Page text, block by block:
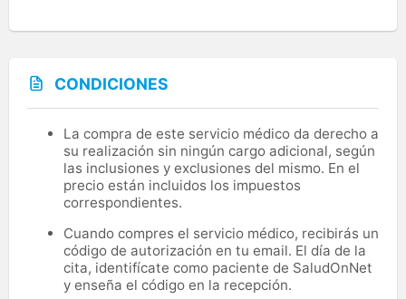
CONDICIONES
La compra de este servicio médico da derecho a
su realización sin ningún cargo adicional, según
las inclusiones y exclusiones del mismo. En el
precio están incluidos los impuestos
correspondientes.
Cuando compres el servicio médico, recibirás un
código de autorización en tu email. El día de la
cita, identifícate como paciente de SaludOnNet
y enseña el código en la recepción.